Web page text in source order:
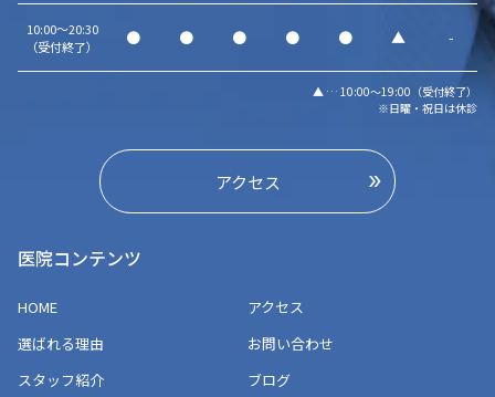
10:00～20:30
（受付終了）
● ● ● ● ● ▲ -
▲ … 10:00～19:00（受付終了）
※日曜・祝日は休診
アクセス
医院コンテンツ
HOME
選ばれる理由
スタッフ紹介
アクセス
お問い合わせ
ブログ